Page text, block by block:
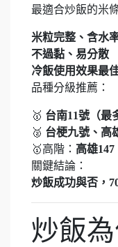
最適合炒飯的米
米粒完整、含水
不過黏、易分散
冷飯使用效果最
品種分級推薦：
🥇 台南11號（最
🥈 台梗九號、高
🥇高階： 高雄147
關鍵結論：
炒飯成功與否，
炒飯